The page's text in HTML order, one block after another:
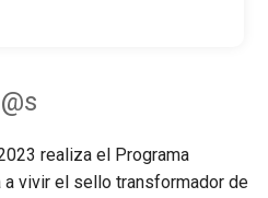
realiza el Programa
a vivir el sello transformador de